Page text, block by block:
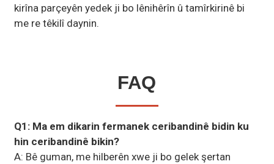
kirîna parçeyên yedek ji bo lênihêrîn û tamîrkirinê bi
me re têkilî daynin.
FAQ
Q1: Ma em dikarin fermanek ceribandinê bidin ku
hin ceribandinê bikin?
A: Bê guman, me hilberên xwe ji bo gelek şertan